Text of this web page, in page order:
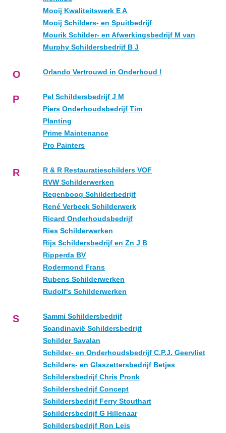
Mooij Kwaliteitswerk E A
Mooij Schilders- en Spuitbedrijf
Mourik Schilder- en Afwerkingsbedrijf M van
Murphy Schildersbedrijf B J
O Orlando Vertrouwd in Onderhoud !
P
Pel Schildersbedrijf J M
Piers Onderhoudsbedrijf Tim
Planting
Prime Maintenance
Pro Painters
R
R & R Restauratieschilders VOF
RVW Schilderwerken
Regenboog Schilderbedrijf
René Verbeek Schilderwerk
Ricard Onderhoudsbedrijf
Ries Schilderwerken
Rijs Schildersbedrijf en Zn J B
Ripperda BV
Rodermond Frans
Rubens Schilderwerken
Rudolf's Schilderwerken
S
Sammi Schildersbedrijf
Scandinavië Schildersbedrijf
Schilder Savalan
Schilder- en Onderhoudsbedrijf C.P.J. Geervliet
Schilders- en Glaszettersbedrijf Betjes
Schildersbedrijf Chris Pronk
Schildersbedrijf Concept
Schildersbedrijf Ferry Stouthart
Schildersbedrijf G Hillenaar
Schildersbedrijf Ron Leis